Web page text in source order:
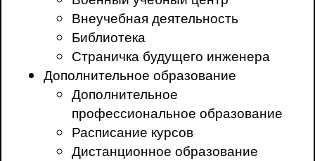
Внеучебная деятельность
Библиотека
Страничка будущего инженера
Дополнительное образование
Дополнительное
профессиональное образование
Расписание курсов
Дистанционное образование